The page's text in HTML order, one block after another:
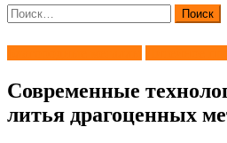
Найти:
Современные
литья драгоценных